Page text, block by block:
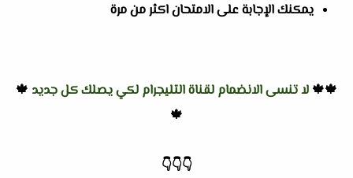
يمكنك الإجابة على الامتحان اكثر من مرة
🍁🍁 لا تنسى الانضمام لقناة التليجرام لكي يصلك كل جديد 🍁
🍁
👇
👇
👇